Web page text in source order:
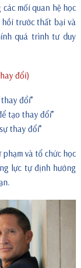
mối quan hệ học
trước thất bại và
quá trình tư duy
đổi)
đổi”
tạo thay đổi”
thay đổi”
và tổ chức học
lực tự định hướng